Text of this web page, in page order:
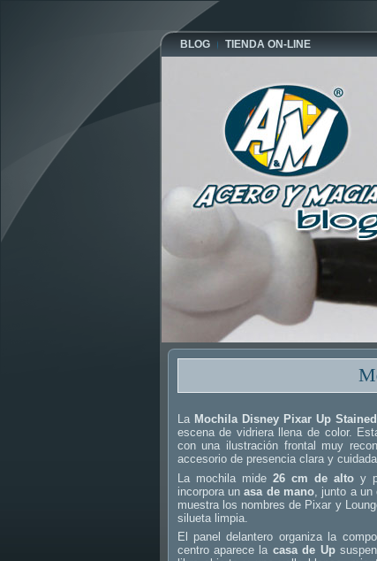
BLOG TIENDA ON-LINE
La Mochila Disney Pixar Up
escena de vidriera llena de color.
con una ilustración frontal muy
accesorio de presencia clara y
La mochila mide 26 cm de alto y
incorpora unasa de mano, junto a un
muestra los nombres de Pixar y
silueta limpia.
El panel delantero organiza la
centro aparece la casa de Up